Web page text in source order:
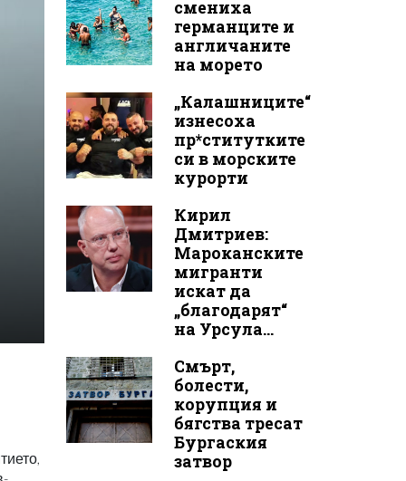
смениха
германците и
англичаните
на морето
„Калашниците“
изнесоха
пр*ститутките
си в морските
курорти
Кирил
Дмитриев:
Мароканските
мигранти
искат да
„благодарят“
на Урсула...
Смърт,
болести,
корупция и
бягства тресат
Бургаския
затвор